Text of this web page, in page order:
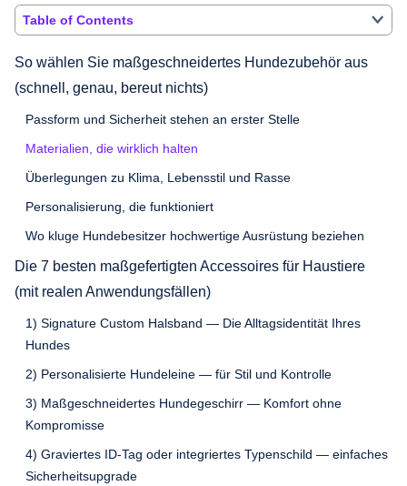
Table of Contents
So wählen Sie maßgeschneidertes Hundezubehör aus
(schnell, genau, bereut nichts)
Passform und Sicherheit stehen an erster Stelle
Materialien, die wirklich halten
Überlegungen zu Klima, Lebensstil und Rasse
Personalisierung, die funktioniert
Wo kluge Hundebesitzer hochwertige Ausrüstung beziehen
Die 7 besten maßgefertigten Accessoires für Haustiere
(mit realen Anwendungsfällen)
1) Signature Custom Halsband — Die Alltagsidentität Ihres
Hundes
2) Personalisierte Hundeleine — für Stil und Kontrolle
3) Maßgeschneidertes Hundegeschirr — Komfort ohne
Kompromisse
4) Graviertes ID-Tag oder integriertes Typenschild — einfaches
Sicherheitsupgrade